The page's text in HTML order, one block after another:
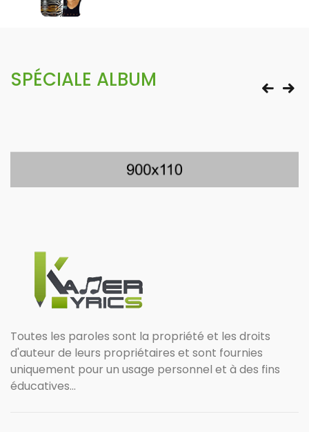
SPÉCIALE ALBUM
Toutes les paroles sont la propriété et les droits
d'auteur de leurs propriétaires et sont fournies
uniquement pour un usage personnel et à des fins
éducatives...